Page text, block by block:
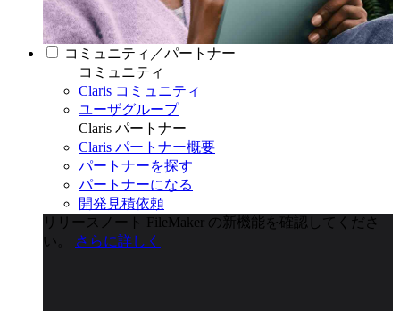
コミュニティ／パートナー
コミュニティ
Claris コミュニティ
ユーザグループ
Claris パートナー
Claris パートナー概要
パートナーを探す
パートナーになる
開発見積依頼
リリースノート
FileMaker の新機能を確認してくださ
い。
さらに詳しく